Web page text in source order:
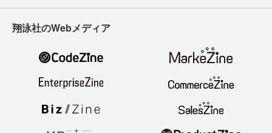
翔泳社のWebメディア